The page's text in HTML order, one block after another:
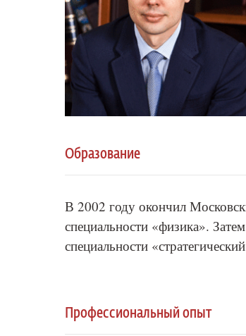
Образование
В 2002 году окончил
специальности «физика».
специальности
Профессиональный опыт